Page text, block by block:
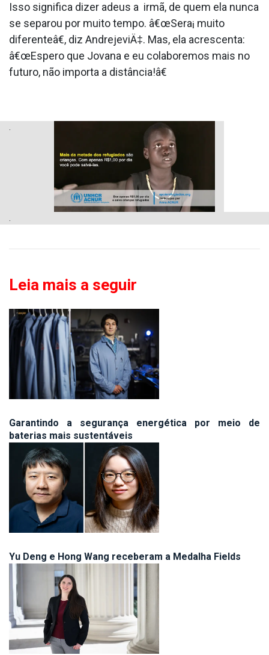
Isso significa dizer adeus a irmã, de quem ela nunca
se separou por muito tempo. â€œSera¡ muito
diferenteâ€, diz AndrejeviÄ‡. Mas, ela acrescenta:
â€œEspero que Jovana e eu colaboremos mais no
futuro, não importa a distância!â€
.
.
Leia mais a seguir
Garantindo a segurança energética por meio de
baterias mais sustentáveis
Yu Deng e Hong Wang receberam a Medalha Fields